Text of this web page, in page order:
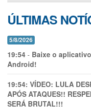
ÚLTIMAS
5/8/2026
19:54 - Baixe o
Android!
19:54: VÍDEO: LULA
APÓS ATAQUES!!
SERÁ BRUTAL!!!